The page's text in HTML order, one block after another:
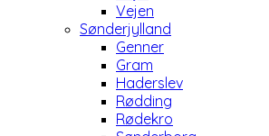
Vejen
Sønderjylland
Genner
Gram
Haderslev
Rødding
Rødekro